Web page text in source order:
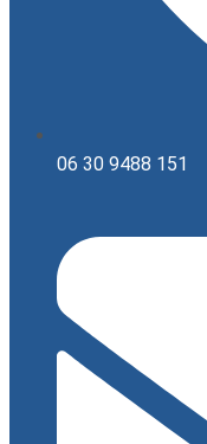
06 30 9488 151